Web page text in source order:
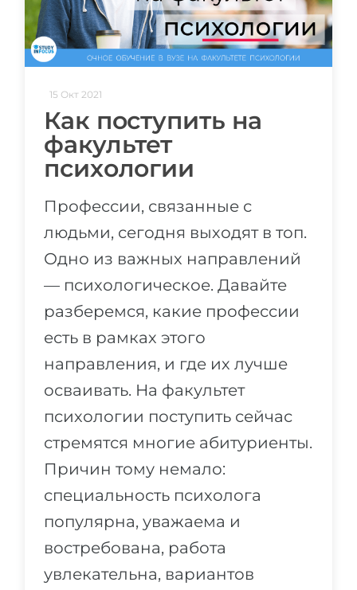
15 Окт 2021
Как поступить на
факультет
психологии
Профессии, связанные с
людьми, сегодня выходят в топ.
Одно из важных направлений
— психологическое. Давайте
разберемся, какие профессии
есть в рамках этого
направления, и где их лучше
осваивать. На факультет
психологии поступить сейчас
стремятся многие абитуриенты.
Причин тому немало:
специальность психолога
популярна, уважаема и
востребована, работа
увлекательна, вариантов